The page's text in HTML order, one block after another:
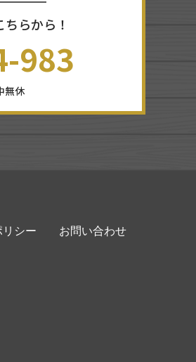
らから！
983
無休
リシー お問い合わせ